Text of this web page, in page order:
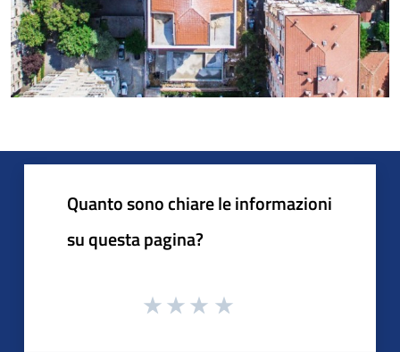
Quanto sono chiare le informazioni
su questa pagina?